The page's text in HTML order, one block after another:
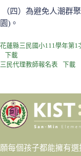
（四）為避免人潮群
園)。
花蓮縣三民國小111學年第1
下載
三民代理教師報名表
下載
願每個孩子都能擁有